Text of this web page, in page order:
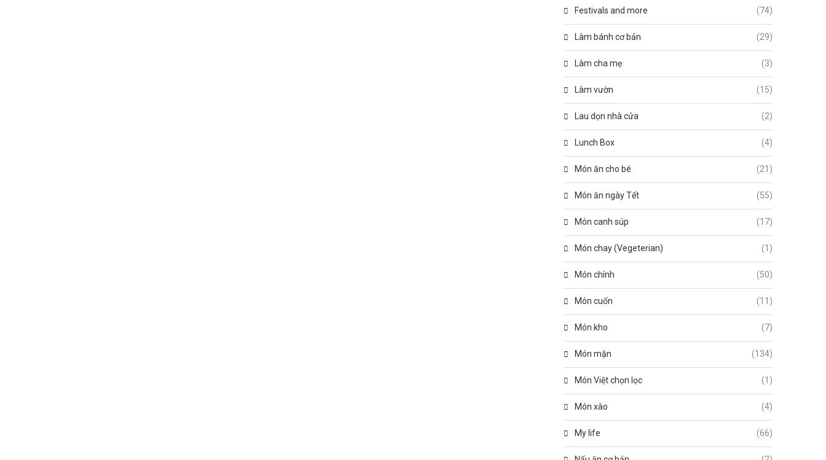
Festivals and more (74)
Làm bánh cơ bản (29)
Làm cha mẹ (3)
Làm vườn (15)
Lau dọn nhà cửa (2)
Lunch Box (4)
Món ăn cho bé (21)
Món ăn ngày Tết (55)
Món canh súp (17)
Món chay (Vegeterian) (1)
Món chính (50)
Món cuốn (11)
Món kho (7)
Món mặn (134)
Món Việt chọn lọc (1)
Món xào (4)
My life (66)